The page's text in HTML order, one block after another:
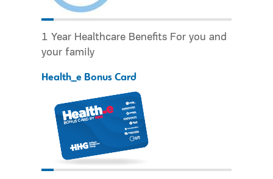
1 Year Healthcare Benefits For you and
your family
Health_e Bonus Card